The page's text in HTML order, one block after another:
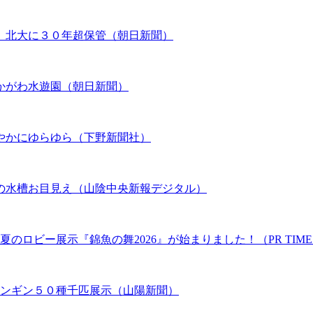
大に３０年超保管（朝日新聞）
わ水遊園（朝日新聞）
にゆらゆら（下野新聞社）
槽お目見え（山陰中央新報デジタル）
のロビー展示『錦魚の舞2026』が始まりました！（PR
ン５０種千匹展示（山陽新聞）